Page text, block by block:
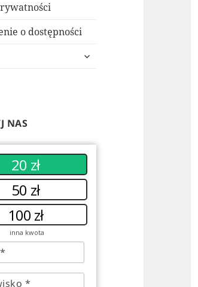
o dostępności
rozwiń
NAS
20 zł
50 zł
100 zł
inna kwota